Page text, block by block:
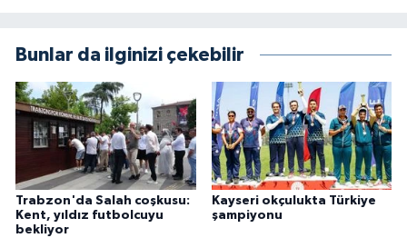
Bunlar da ilginizi çekebilir
Trabzon'da Salah coşkusu:
Kent, yıldız futbolcuyu
bekliyor
Kayseri okçulukta Türkiye
şampiyonu